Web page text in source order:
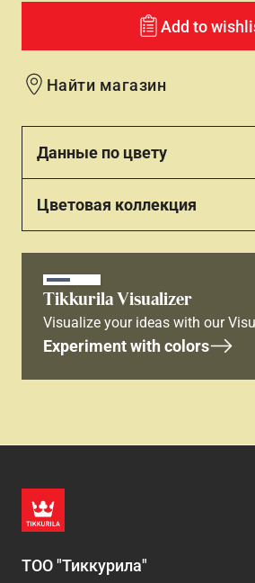
Add to
Найти магазин
Данные по цвету
Цветовая коллекция
Tikkurila Visualizer
Visualize your ideas with our
Experiment with colors
ТОО "Тиккурила"